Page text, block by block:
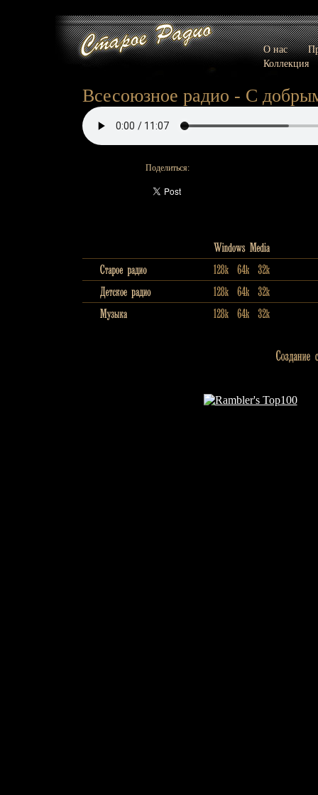
О нас
Коллекция
Всесоюзное радио - С
Поделиться: